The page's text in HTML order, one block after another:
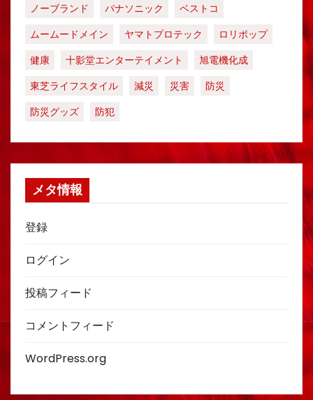
ノーブランド
パナソニック
ベストコ
ムームードメイン
ヤマトプロテック
ロリポップ
健康
十影堂エンターテイメント
旭電機化成
東芝ライフスタイル
減災 災害
防災
防災グッズ
防犯
メタ情報
登録
ログイン
投稿フィード
コメントフィード
WordPress.org